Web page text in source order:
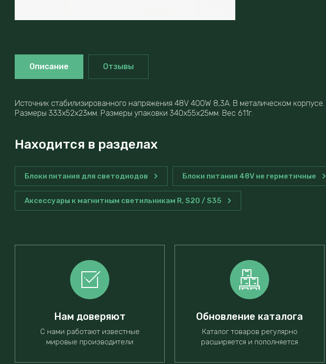
Описание Отзывы
Источник стабилизированного напряжения 48V 400W 8,3A. В металическом
Размеры 333x52x23мм. Размеры упаковки 340x55x25мм. Вес 611г.
Находится в разделах
Блоки питания для светодиодов Блоки питания 48V не герметичные
Аксессуары к магнитным светильникам R, S20 / S35
Нам доверяют
С нами работают известные
мировые производители
Обновление каталога
Каталог товаров регулярно
расширяется и пополняется